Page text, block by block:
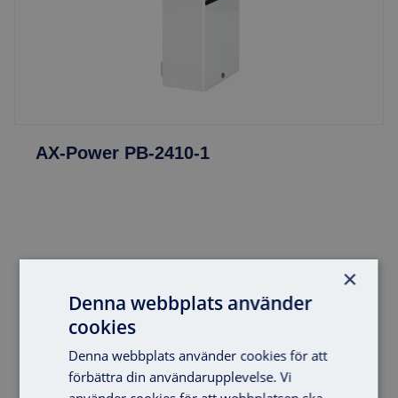
AX-Power PB-2410-1
Lägg i varukorg
×
Denna webbplats använder
cookies
Denna webbplats använder cookies för att
förbättra din användarupplevelse. Vi